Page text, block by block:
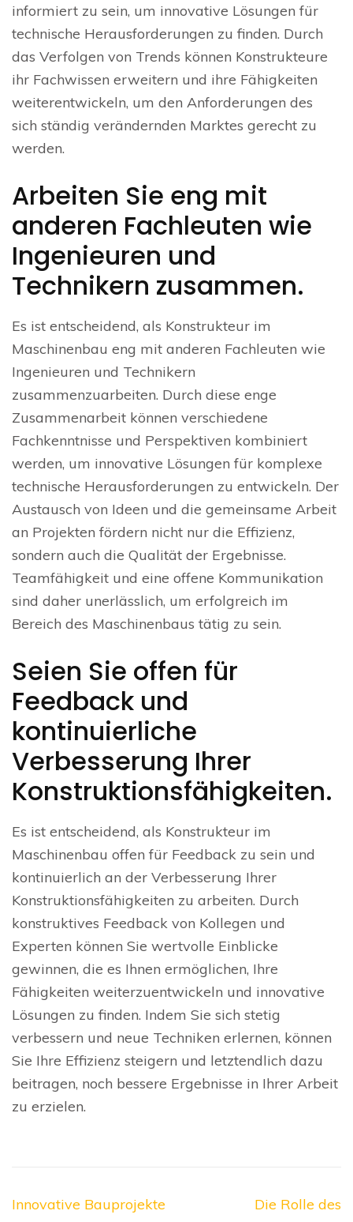
informiert zu sein, um innovative Lösungen für
technische Herausforderungen zu finden. Durch
das Verfolgen von Trends können Konstrukteure
ihr Fachwissen erweitern und ihre Fähigkeiten
weiterentwickeln, um den Anforderungen des
sich ständig verändernden Marktes gerecht zu
werden.
Arbeiten Sie eng mit
anderen Fachleuten wie
Ingenieuren und
Technikern zusammen.
Es ist entscheidend, als Konstrukteur im
Maschinenbau eng mit anderen Fachleuten wie
Ingenieuren und Technikern
zusammenzuarbeiten. Durch diese enge
Zusammenarbeit können verschiedene
Fachkenntnisse und Perspektiven kombiniert
werden, um innovative Lösungen für komplexe
technische Herausforderungen zu entwickeln. Der
Austausch von Ideen und die gemeinsame Arbeit
an Projekten fördern nicht nur die Effizienz,
sondern auch die Qualität der Ergebnisse.
Teamfähigkeit und eine offene Kommunikation
sind daher unerlässlich, um erfolgreich im
Bereich des Maschinenbaus tätig zu sein.
Seien Sie offen für
Feedback und
kontinuierliche
Verbesserung Ihrer
Konstruktionsfähigkeiten.
Es ist entscheidend, als Konstrukteur im
Maschinenbau offen für Feedback zu sein und
kontinuierlich an der Verbesserung Ihrer
Konstruktionsfähigkeiten zu arbeiten. Durch
konstruktives Feedback von Kollegen und
Experten können Sie wertvolle Einblicke
gewinnen, die es Ihnen ermöglichen, Ihre
Fähigkeiten weiterzuentwickeln und innovative
Lösungen zu finden. Indem Sie sich stetig
verbessern und neue Techniken erlernen, können
Sie Ihre Effizienz steigern und letztendlich dazu
beitragen, noch bessere Ergebnisse in Ihrer Arbeit
zu erzielen.
Beitragsnavigation
Innovative Bauprojekte
Die Rolle des